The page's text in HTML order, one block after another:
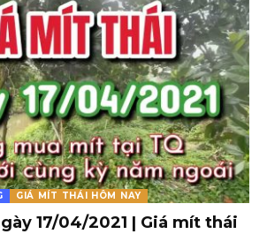
GIÁ MÍT THÁI HÔM NAY
17/04/2021 | Giá mít thái